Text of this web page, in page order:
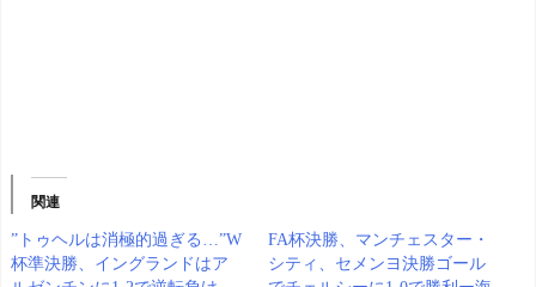
関連
”トゥヘルは消極的過ぎる…”W
杯準決勝、イングランドはア
FA杯決勝、マンチェスター・
シティ、セメンヨ決勝ゴール